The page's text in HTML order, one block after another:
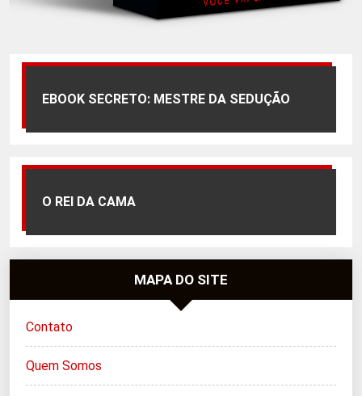
EBOOK SECRETO: MESTRE DA SEDUÇÃO
O REI DA CAMA
MAPA DO SITE
Contato
Quem Somos